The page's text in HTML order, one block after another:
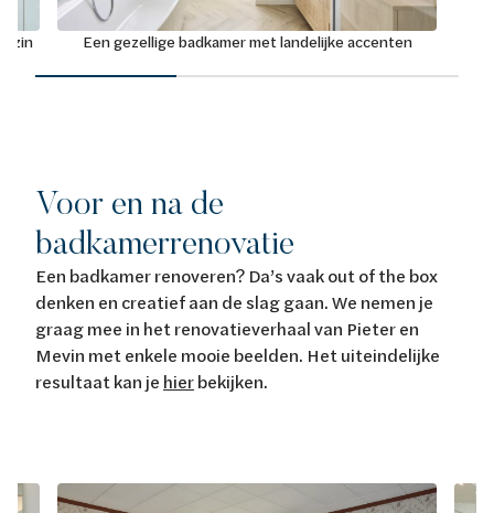
Een gezellige badkamer met landelijke accenten
Voor en na de
badkamerrenovatie
Een badkamer renoveren? Da’s vaak out of the box
denken en creatief aan de slag gaan. We nemen je
graag mee in het renovatieverhaal van Pieter en
Mevin met enkele mooie beelden. Het uiteindelijke
resultaat kan je hierbekijken.